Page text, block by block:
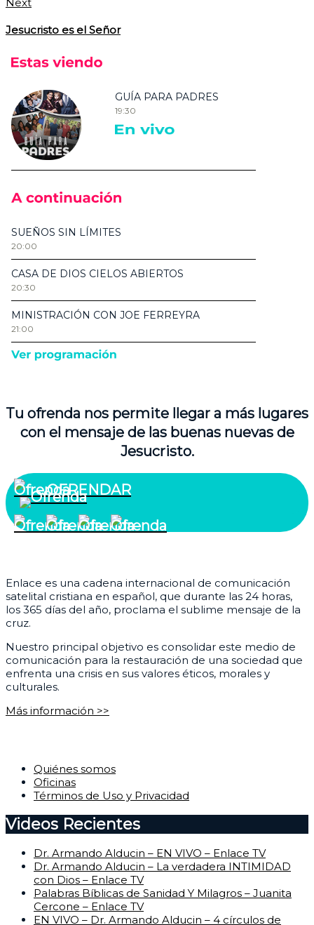
Next
Jesucristo es el Señor
Tu ofrenda nos permite llegar a más lugares
con el mensaje de las buenas nuevas de
Jesucristo.
OFRENDAR
Enlace es una cadena internacional de comunicación
satelital cristiana en español, que durante las 24 horas,
los 365 días del año, proclama el sublime mensaje de la
cruz.
Nuestro principal objetivo es consolidar este medio de
comunicación para la restauración de una sociedad que
enfrenta una crisis en sus valores éticos, morales y
culturales.
Más información >>
Quiénes somos
Oficinas
Términos de Uso y Privacidad
Videos Recientes
Dr. Armando Alducin – EN VIVO – Enlace TV
Dr. Armando Alducin – La verdadera INTIMIDAD
con Dios – Enlace TV
Palabras Bíblicas de Sanidad Y Milagros – Juanita
Cercone – Enlace TV
EN VIVO – Dr. Armando Alducin – 4 círculos de